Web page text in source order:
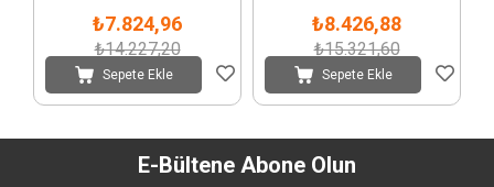
₺7.824,96
₺14.227,20
Sepete Ekle
₺8.426,88
₺15.321,60
Sepete Ekle
E-Bültene Abone Olun